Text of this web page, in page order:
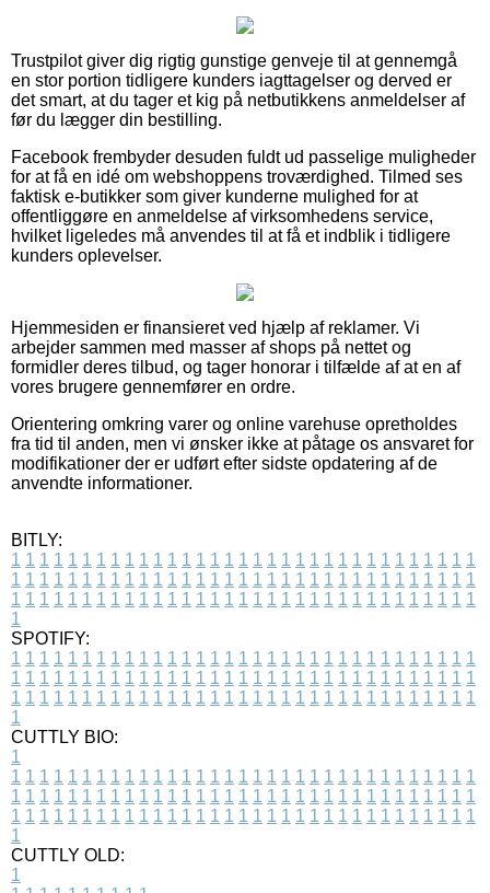
Trustpilot giver dig rigtig gunstige genveje til at gennemgå
en stor portion tidligere kunders iagttagelser og derved er
det smart, at du tager et kig på netbutikkens anmeldelser af
før du lægger din bestilling.
Facebook frembyder desuden fuldt ud passelige muligheder
for at få en idé om webshoppens troværdighed. Tilmed ses
faktisk e-butikker som giver kunderne mulighed for at
offentliggøre en anmeldelse af virksomhedens service,
hvilket ligeledes må anvendes til at få et indblik i tidligere
kunders oplevelser.
Hjemmesiden er finansieret ved hjælp af reklamer. Vi
arbejder sammen med masser af shops på nettet og
formidler deres tilbud, og tager honorar i tilfælde af at en af
vores brugere gennemfører en ordre.
Orientering omkring varer og online varehuse opretholdes
fra tid til anden, men vi ønsker ikke at påtage os ansvaret for
modifikationer der er udført efter sidste opdatering af de
anvendte informationer.
BITLY:
1 1 1 1 1 1 1 1 1 1 1 1 1 1 1 1 1 1 1 1 1 1 1 1 1 1 1 1 1 1 1 1 1
1 1 1 1 1 1 1 1 1 1 1 1 1 1 1 1 1 1 1 1 1 1 1 1 1 1 1 1 1 1 1 1 1
1 1 1 1 1 1 1 1 1 1 1 1 1 1 1 1 1 1 1 1 1 1 1 1 1 1 1 1 1 1 1 1 1
1
SPOTIFY:
1 1 1 1 1 1 1 1 1 1 1 1 1 1 1 1 1 1 1 1 1 1 1 1 1 1 1 1 1 1 1 1 1
1 1 1 1 1 1 1 1 1 1 1 1 1 1 1 1 1 1 1 1 1 1 1 1 1 1 1 1 1 1 1 1 1
1 1 1 1 1 1 1 1 1 1 1 1 1 1 1 1 1 1 1 1 1 1 1 1 1 1 1 1 1 1 1 1 1
1
CUTTLY BIO:
1
1 1 1 1 1 1 1 1 1 1 1 1 1 1 1 1 1 1 1 1 1 1 1 1 1 1 1 1 1 1 1 1 1
1 1 1 1 1 1 1 1 1 1 1 1 1 1 1 1 1 1 1 1 1 1 1 1 1 1 1 1 1 1 1 1 1
1 1 1 1 1 1 1 1 1 1 1 1 1 1 1 1 1 1 1 1 1 1 1 1 1 1 1 1 1 1 1 1 1
1
CUTTLY OLD:
1